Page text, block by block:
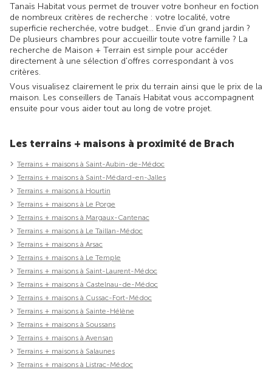
Tanaïs Habitat vous permet de trouver votre bonheur en foction
de nombreux critères de recherche : votre localité, votre
superficie recherchée, votre budget... Envie d'un grand jardin ?
De plusieurs chambres pour accueillir toute votre famille ? La
recherche de Maison + Terrain est simple pour accéder
directement à une sélection d'offres correspondant à vos
critères.
Vous visualisez clairement le prix du terrain ainsi que le prix de la
maison. Les conseillers de Tanaïs Habitat vous accompagnent
ensuite pour vous aider tout au long de votre projet.
Les terrains + maisons à proximité de Brach
Terrains + maisons à Saint-Aubin-de-Médoc
Terrains + maisons à Saint-Médard-en-Jalles
Terrains + maisons à Hourtin
Terrains + maisons à Le Porge
Terrains + maisons à Margaux-Cantenac
Terrains + maisons à Le Taillan-Médoc
Terrains + maisons à Arsac
Terrains + maisons à Le Temple
Terrains + maisons à Saint-Laurent-Médoc
Terrains + maisons à Castelnau-de-Médoc
Terrains + maisons à Cussac-Fort-Médoc
Terrains + maisons à Sainte-Hélène
Terrains + maisons à Soussans
Terrains + maisons à Avensan
Terrains + maisons à Salaunes
Terrains + maisons à Listrac-Médoc